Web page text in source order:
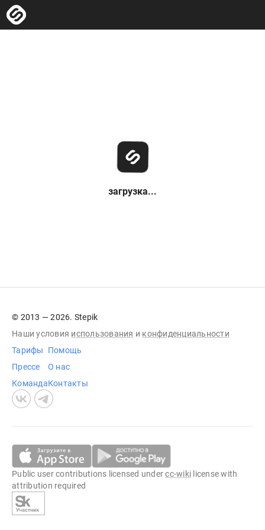
загрузка...
© 2013 — 2026. Stepik
Наши условия использования и конфиденциальности
Тарифы
Прессе
Команда
Помощь
О нас
Контакты
Public user contributions licensed undercc-wiki license with
attribution required